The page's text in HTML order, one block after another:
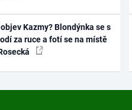
Kazmy? Blondýnka se s
za ruce a fotí se na místě